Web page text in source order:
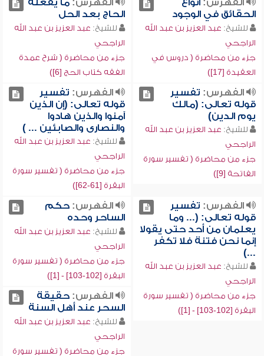
الفهرس:أنواع
الحقائق في الوجود
للشيخ: عبد العزيز بن عبد الله
الراجحي
جزء من محاضرة ( دروس في
العقيدة [17])
الفهرس:ما يفعله
الحاج بعد الحل
للشيخ: عبد العزيز بن عبد الله
الراجحي
جزء من محاضرة ( شرح عمدة
الفقه كتاب الحج [6])
الفهرس: تفسير
قوله تعالى: (مالك
يوم الدين)
للشيخ: عبد العزيز بن عبد الله
الراجحي
جزء من محاضرة ( تفسير سورة
الفاتحة [9])
الفهرس: تفسير
قوله تعالى: (إن الذين
آمنوا والذين هادوا
والنصارى والصابئين ... )
للشيخ: عبد العزيز بن عبد الله
الراجحي
جزء من محاضرة ( تفسير سورة
البقرة [61-62])
الفهرس: تفسير
قوله تعالى: (... وما
يعلمان من أحد حتى يقولا
إنما نحن فتنة فلا تكفر
...)
للشيخ: عبد العزيز بن عبد الله
الراجحي
جزء من محاضرة ( تفسير سورة
البقرة [102-103] - [1])
الفهرس:حكم
الساحر وحده
للشيخ: عبد العزيز بن عبد الله
الراجحي
جزء من محاضرة ( تفسير سورة
البقرة [102-103] - [1])
الفهرس:حقيقة
السحر عند أهل السنة
للشيخ: عبد العزيز بن عبد الله
الراجحي
جزء من محاضرة ( تفسير سورة